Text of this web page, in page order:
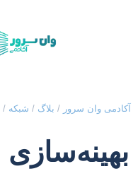
آکادمی وان سرور / بلاگ / شبکه /